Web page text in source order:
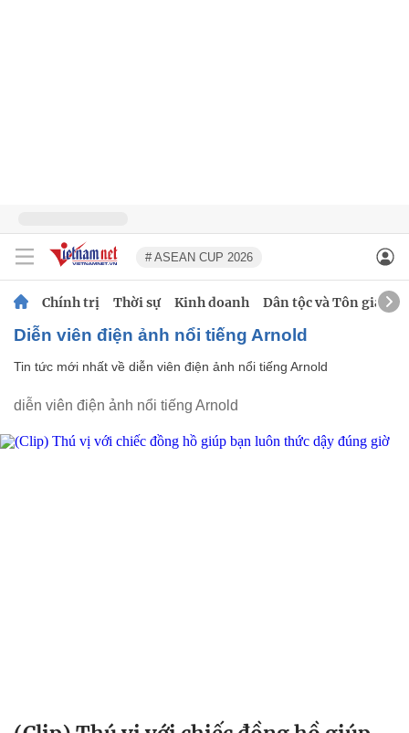
# ASEAN CUP 2026
Chính trị Thời sự Kinh doanh Dân tộc và Tôn giáo
diễn viên điện ảnh nổi tiếng Arnold
Tin tức mới nhất về diễn viên điện ảnh nổi tiếng Arnold
diễn viên điện ảnh nổi tiếng Arnold